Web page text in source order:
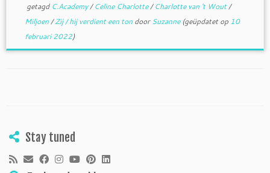
getagd C.Academy/Celine Charlotte/Charlotte van 't Wout/
Miljoen/Zij / hij verdient een ton doorSuzanne(geüpdatet op 10
februari 2022)
Stay tuned